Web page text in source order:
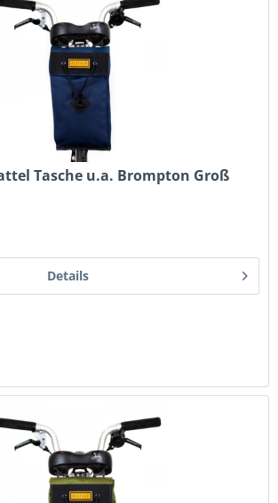
Tasche u.a. Brompton Groß
Details